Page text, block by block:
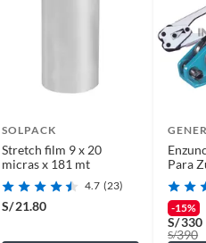
SOLPACK
Stretch film 9 x 20
micras x 181 mt
4.7 (23)
S/ 21.80
Para
5/8" (Kit
-15%
S/330
S/390